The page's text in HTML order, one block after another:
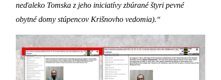
neďaleko Tomska z jeho iniciatívy zbúrané štyri pevné
obytné domy stúpencov Krišnovho vedomia).“